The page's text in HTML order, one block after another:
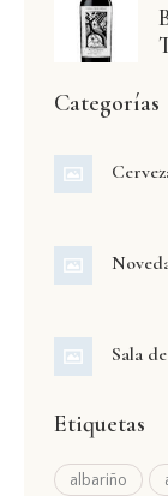
Categorías
Sala
Etiquetas
albariño